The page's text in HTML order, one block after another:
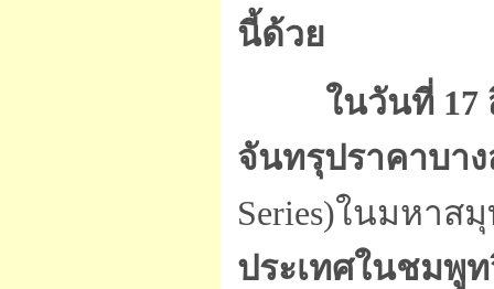
นี้ด้วย
ในวันที่ 17
จันทรุปราคาบา
Series)ในมหาส
ประเทศในชมพู